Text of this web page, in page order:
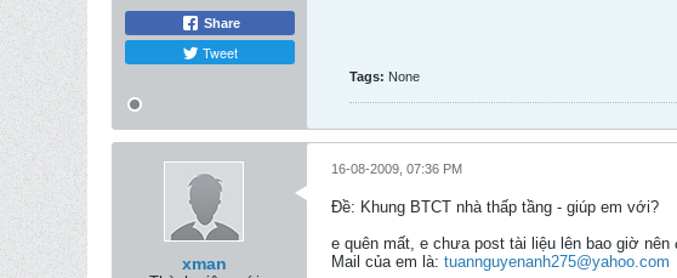
Share
Tweet
Tags: None
xman
16-08-2009, 07:36 PM
Ðề: Khung BTCT nhà thấp tầng - giúp em với?
e quên mất, e chưa post tài liệu lên bao giờ
Mail của em là: tuannguyenanh275@yahoo.com